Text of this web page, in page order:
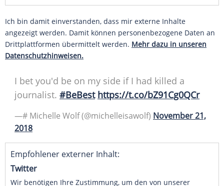
Ich bin damit einverstanden, dass mir externe Inhalte
angezeigt werden. Damit können personenbezogene Daten an
Drittplattformen übermittelt werden. Mehr dazu in unseren
Datenschutzhinweisen.
I bet you'd be on my side if I had killed a
journalist. #BeBest https://t.co/bZ91Cg0QCr
—# Michelle Wolf (@michelleisawolf) November 21,
2018
Empfohlener externer Inhalt:
Twitter
Wir benötigen Ihre Zustimmung, um den von unserer